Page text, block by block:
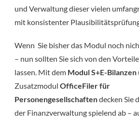
und Verwaltung dieser vielen
mit konsistenter
Wenn Sie bisher das Modul noch
– nun sollten Sie sich von den
lassen. Mit dem Modul S+E-Bilanzen
Zusatzmodul OfficeFiler für
Personengesellschaftendecken Sie
der Finanzverwaltung spielend ab –